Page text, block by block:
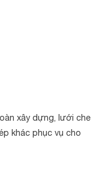
xây dựng, lưới che
khác phục vụ cho